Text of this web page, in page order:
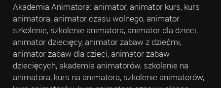
Akademia Animatora: animator, animator kurs, kurs
animatora, animator czasu wolnego, animator
szkolenie, szkolenie animatora, animator dla dzieci,
animator dziecięcy, animator zabaw z dziećmi,
animator zabaw dla dzieci, animator zabaw
dziecięcych, akademia animatorów, szkolenie na
animatora, kurs na animatora, szkolenie animatorów,